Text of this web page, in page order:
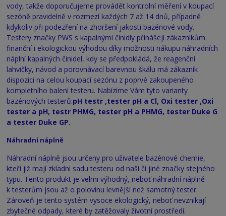
vody, takže doporučujeme provádět kontrolní měření v koupací
sezóně pravidelně v rozmezí každých 7 až 14 dnů, případně
kdykoliv při podezření na zhoršení jakosti bazénové vody.
Testery značky PWS s kapalnými činidly přinášejí zákazníkům
finanční i ekologickou výhodou díky možnosti nákupu náhradních
náplní kapalných činidel, kdy se předpokládá, že reagenční
lahvičky, návod a porovnávací barevnou škálu má zákazník
dispozici na celou koupací sezónu z poprvé zakoupeného
kompletního balení testeru. Nabízíme Vám tyto varianty
bazénových testerů:pH testr ,tester pH a Cl, Oxi tester ,Oxi
tester a pH, testr PHMG, tester pH a PHMG, tester Duke G
a tester Duke GP.
Náhradní náplně
Náhradní náplně jsou určeny pro uživatele bazénové chemie,
kteří již mají zkladni sadu testeru od naší či jiné značky stejného
typu. Tento produkt je velmi výhodný, neboť náhradní náplně
k testerům jsou až o polovinu levnější než samotný tester.
Zároveň je tento systém vysoce ekologický, neboť nevznikají
zbytečné odpady, které by zatěžovaly životní prostředí.